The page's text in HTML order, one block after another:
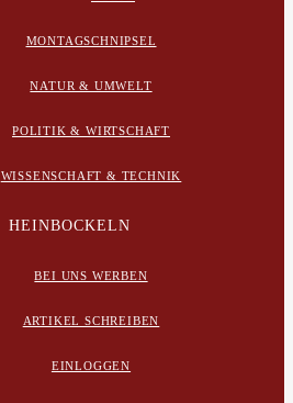
MONTAGSCHNIPSEL
NATUR & UMWELT
POLITIK & WIRTSCHAFT
WISSENSCHAFT & TECHNIK
HEINBOCKELN
BEI UNS WERBEN
ARTIKEL SCHREIBEN
EINLOGGEN